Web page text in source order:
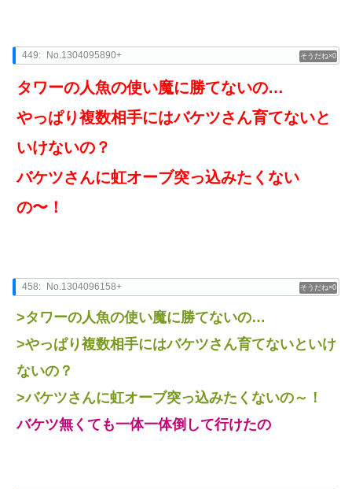
0
449: No.1304095890+
タワーの人魚の使い魔に勝てないの…
やっぱり複数相手にはバケツさん育てないと
いけないの？
バケツさんに虹オーブ突っ込みたくない
の〜！
0
458: No.1304096158+
>タワーの人魚の使い魔に勝てないの…
>やっぱり複数相手にはバケツさん育てないといけ
ないの？
>バケツさんに虹オーブ突っ込みたくないの～！
バケツ無くても一体一体倒して行けたの